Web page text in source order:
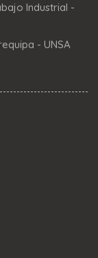
Industrial -
- UNSA